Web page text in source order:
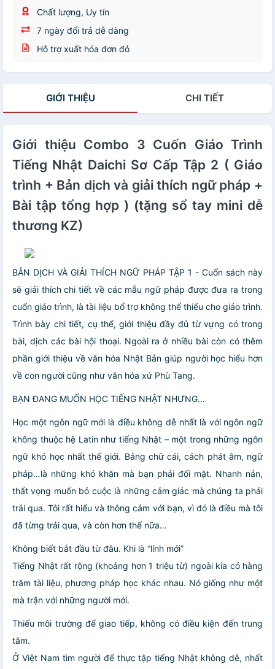
Chất lượng, Uy tín
7 ngày đổi trả dễ dàng
Hỗ trợ xuất hóa đơn đỏ
GIỚI THIỆU CHI TIẾT
Giới thiệu Combo 3 Cuốn Giáo Trình
Tiếng Nhật Daichi Sơ Cấp Tập 2 ( Giáo
trình + Bản dịch và giải thích ngữ pháp +
Bài tập tổng hợp ) (tặng sổ tay mini dễ
thương KZ)
BẢN DỊCH VÀ GIẢI THÍCH NGỮ PHÁP TẬP 1 - Cuốn sách này
sẽ giải thích chi tiết về các mẫu ngữ pháp được đưa ra trong
cuốn giáo trình, là tài liệu bổ trợ không thể thiếu cho giáo trình.
Trình bày chi tiết, cụ thể, giới thiệu đầy đủ từ vựng có trong
bài, dịch các bài hội thoại. Ngoài ra ở nhiều bài còn có thêm
phần giới thiệu về văn hóa Nhật Bản giúp người học hiểu hơn
về con người cũng như văn hóa xứ Phù Tang.
BẠN ĐANG MUỐN HỌC TIẾNG NHẬT NHƯNG…
Học một ngôn ngữ mới là điều không dễ nhất là với ngôn ngữ
không thuộc hệ Latin như tiếng Nhật – một trong những ngôn
ngữ khó học nhất thế giới. Bảng chữ cái, cách phát âm, ngữ
pháp…là những khó khăn mà bạn phải đối mặt. Nhanh nản,
thất vọng muốn bỏ cuộc là những cảm giác mà chúng ta phải
trải qua. Tôi rất hiểu và thông cảm với bạn, vì đó là điều mà tôi
đã từng trải qua, và còn hơn thế nữa…
Không biết bắt đầu từ đâu. Khi là “lính mới”
Tiếng Nhật rất rộng (khoảng hơn 1 triệu từ) ngoài kia có hàng
trăm tài liệu, phương pháp học khác nhau. Nó giống như một
mà trận với những người mới.
Thiếu môi trường để giao tiếp, không có điều kiện đến trung
tâm.
Ở Việt Nam tìm người để thực tập tiếng Nhật không dễ, nhất